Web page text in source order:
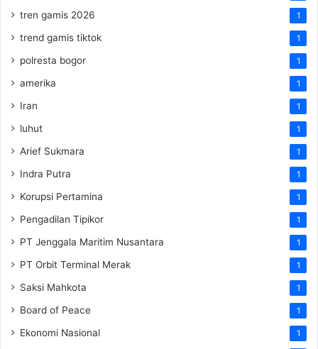
tren gamis 2026 1
trend gamis tiktok 1
polresta bogor 1
amerika 1
Iran 1
luhut 1
Arief Sukmara 1
Indra Putra 1
Korupsi Pertamina 1
Pengadilan Tipikor 1
PT Jenggala Maritim Nusantara 1
PT Orbit Terminal Merak 1
Saksi Mahkota 1
Board of Peace 1
Ekonomi Nasional 1